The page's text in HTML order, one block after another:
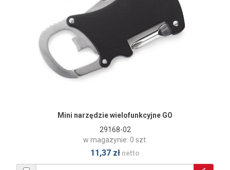
Mini narzędzie wielofunkcyjne GO
29168-02
w magazynie: 0 szt.
11,37 zł netto